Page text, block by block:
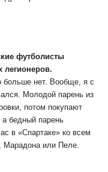
футболисты
легионеров.
больше нет. Вообще, я с
Молодой парень из
потом покупают
а бедный парень
в «Спартаке» ко всем
Марадона или Пеле.